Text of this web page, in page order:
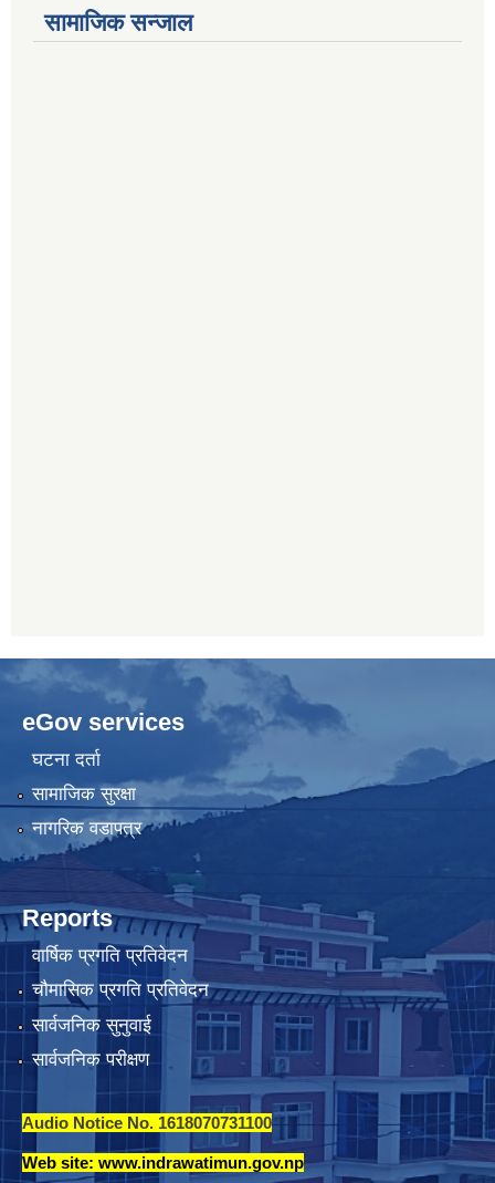
सामाजिक सन्जाल
eGov services
घटना दर्ता
सामाजिक सुरक्षा
नागरिक वडापत्र
Reports
वार्षिक प्रगति प्रतिवेदन
चौमासिक प्रगति प्रतिवेदन
सार्वजनिक सुनुवाई
सार्वजनिक परीक्षण
Audio Notice No. 1618070731100
Web site: www.indrawatimun.gov.np